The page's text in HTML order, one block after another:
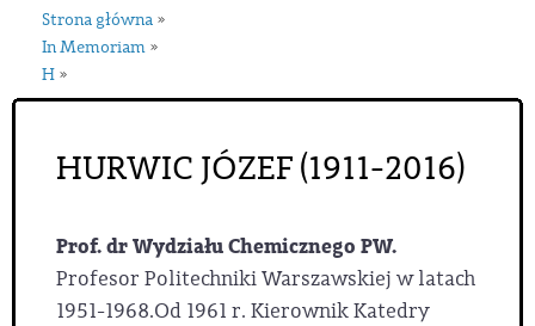
Strona główna »
In Memoriam »
H »
HURWIC JÓZEF (1911-2016)
Prof. dr Wydziału Chemicznego PW.
Profesor Politechniki Warszawskiej w latach
1951-1968.Od 1961 r. Kierownik Katedry